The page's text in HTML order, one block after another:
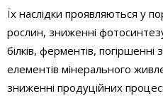
Їх наслідки проявляються у
рослин, зниженні
білків, ферментів, погіршенні
елементів мінерального
зниженні продуційних